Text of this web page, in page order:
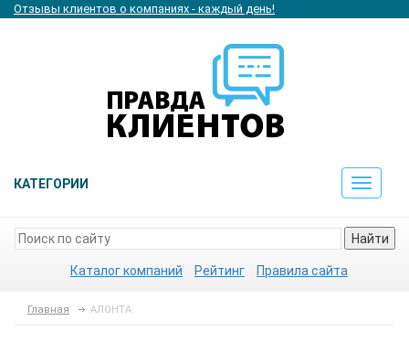
Отзывы клиентов о компаниях - каждый день!
КАТЕГОРИИ
Toggle
Найти
Каталог компаний Рейтинг Правила сайта
Главная АЛОНТА